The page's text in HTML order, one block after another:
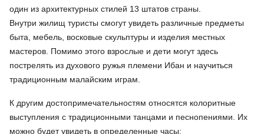
один из архитектурных стилей 13 штатов страны.
Внутри жилищ туристы смогут увидеть различные предметы
быта, мебель, восковые скульптуры и изделия местных
мастеров. Помимо этого взрослые и дети могут здесь
пострелять из духового ружья племени Ибан и научиться
традиционным малайским играм.
К другим достопримечательностям относятся колоритные
выступления с традиционными танцами и песнопениями. Их
можно будет увидеть в определенные часы: